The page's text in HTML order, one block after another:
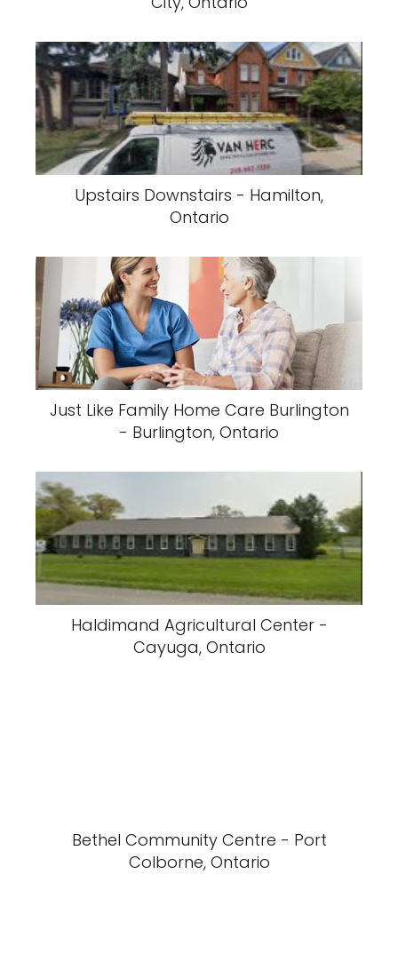
Upstairs Downstairs - Hamilton,
Ontario
Just Like Family Home Care Burlington
- Burlington, Ontario
Haldimand Agricultural Center -
Cayuga, Ontario
Bethel Community Centre - Port
Colborne, Ontario